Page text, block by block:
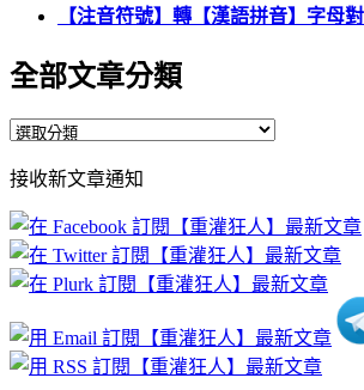
【注音符號】轉【漢語拼音】字母
全部文章分類
全
文
章
分
類
接收新文章通知